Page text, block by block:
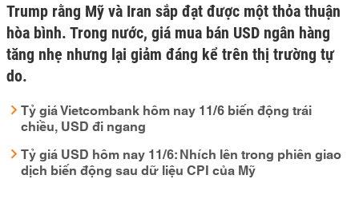
Trump rằng Mỹ và Iran sắp đạt được một thỏa thuận
hòa bình. Trong nước, giá mua bán USD ngân hàng
tăng nhẹ nhưng lại giảm đáng kể trên thị trường tự
do.
Tỷ giá Vietcombank hôm nay 11/6 biến động trái
chiều, USD đi ngang
Tỷ giá USD hôm nay 11/6: Nhích lên trong phiên giao
dịch biến động sau dữ liệu CPI của Mỹ